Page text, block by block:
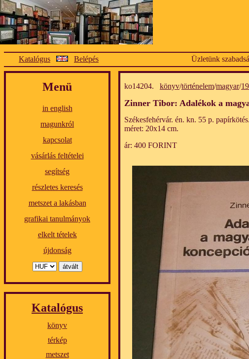
Katalógus Belépés Üzletünk
Menü
in english
magunkról
kapcsolat
vásárlás feltételei
segítség
részletes keresés
metszet a lakásban
grafikai tanulmányok
elkelt tételek
újdonság
Katalógus
könyv
térkép
metszet
ko14204. könyv/történelem/magyar/
Zinner Tibor: Adalékok a
Székesfehérvár. én. kn. 55 p.
méret: 20x14 cm.
ár: 400 FORINT